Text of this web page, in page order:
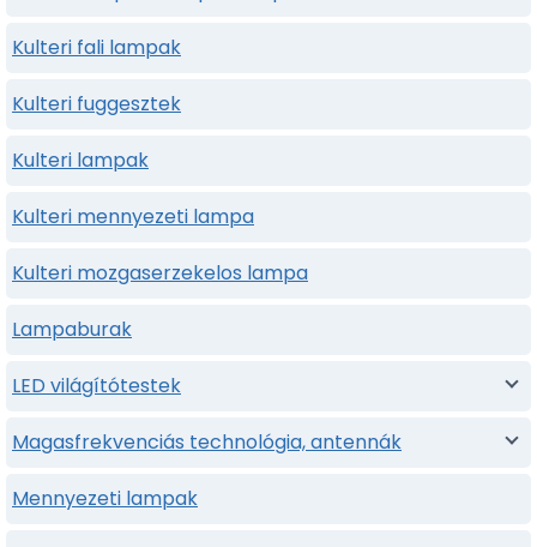
Kulteri fali lampak
Kulteri fuggesztek
Kulteri lampak
Kulteri mennyezeti lampa
Kulteri mozgaserzekelos lampa
Lampaburak
LED világítótestek
Magasfrekvenciás technológia, antennák
Mennyezeti lampak